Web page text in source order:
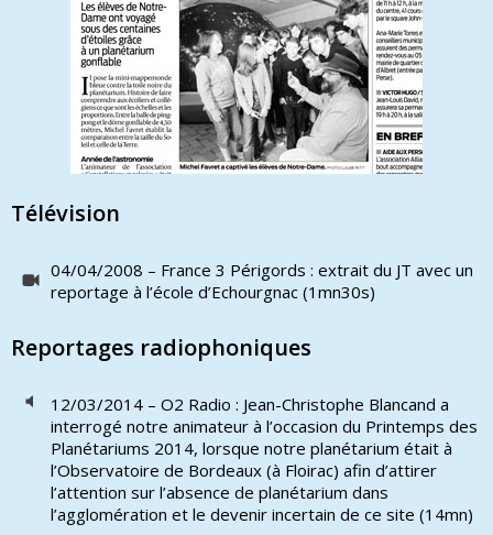
Télévision
04/04/2008 – France 3 Périgords : extrait du JT avec un
reportage à l’école d’Echourgnac (1mn30s)
Reportages radiophoniques
12/03/2014 – O2 Radio : Jean-Christophe Blancand a
interrogé notre animateur à l’occasion du Printemps des
Planétariums 2014, lorsque notre planétarium était à
l’Observatoire de Bordeaux (à Floirac) afin d’attirer
l’attention sur l’absence de planétarium dans
l’agglomération et le devenir incertain de ce site (14mn)